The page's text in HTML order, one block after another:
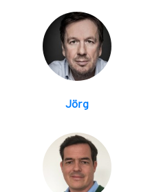
Jörg